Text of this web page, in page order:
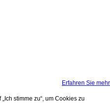
Erfahren Sie mehr
stimme zu“, um Cookies zu